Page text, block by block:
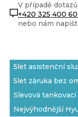
5let asistenční
5let záruka bez
Slevová
Nejvýhodnější
V případě
+420 325 400
nebo nám